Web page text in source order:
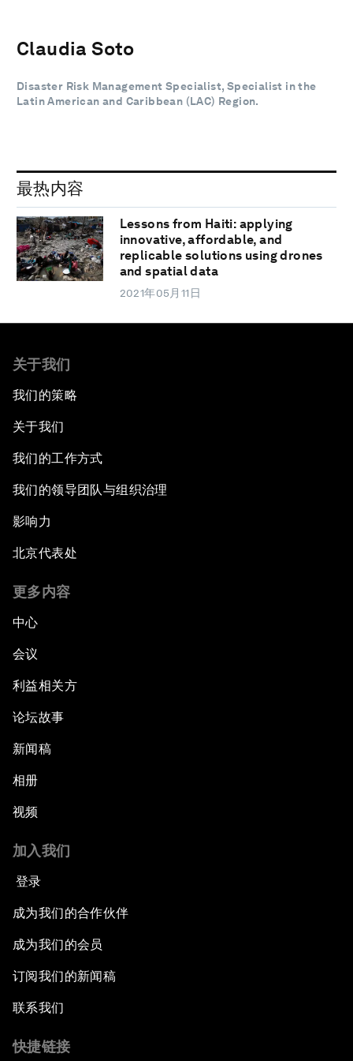
Claudia Soto
Disaster Risk Management Specialist, Specialist in the
Latin American and Caribbean (LAC) Region.
最热内容
Lessons from Haiti: applying
innovative, affordable, and
replicable solutions using drones
and spatial data
2021年05月11日
关于我们
我们的策略
关于我们
我们的工作方式
我们的领导团队与组织治理
影响力
北京代表处
更多内容
中心
会议
利益相关方
论坛故事
新闻稿
相册
视频
加入我们
登录
成为我们的合作伙伴
成为我们的会员
订阅我们的新闻稿
联系我们
快捷链接